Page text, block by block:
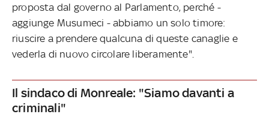
proposta dal governo al Parlamento, perché -
aggiunge Musumeci - abbiamo un solo timore:
riuscire a prendere qualcuna di queste canaglie e
vederla di nuovo circolare liberamente".
Il sindaco di Monreale: "Siamo davanti a
criminali"